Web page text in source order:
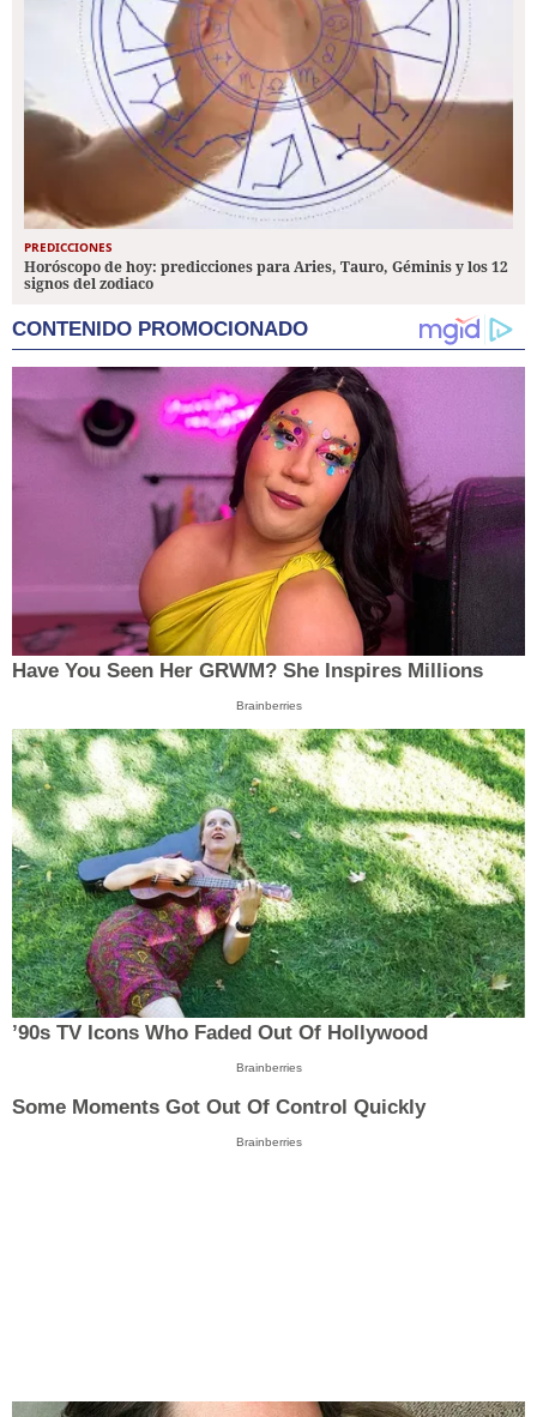
PREDICCIONES
Horóscopo de hoy: predicciones para Aries, Tauro, Géminis y los 12
signos del zodiaco
CONTENIDO PROMOCIONADO
Have You Seen Her GRWM? She Inspires Millions
Brainberries
’90s TV Icons Who Faded Out Of Hollywood
Brainberries
Some Moments Got Out Of Control Quickly
Brainberries